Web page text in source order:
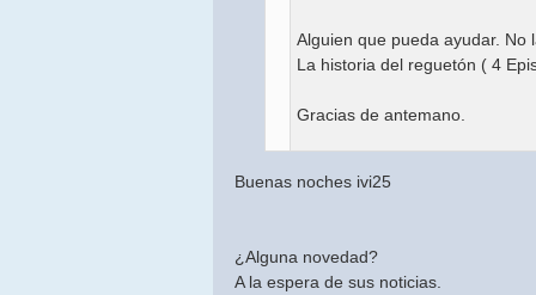
Alguien que pueda ayudar. No
La historia del reguetón ( 4
Gracias de antemano.
Hola buenas, en los proximos
Buenas noches ivi25
¿Alguna novedad?
A la espera de sus noticias.